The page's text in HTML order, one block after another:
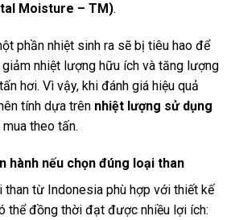
Moisture – TM).
phần nhiệt sinh ra sẽ bị tiêu hao để
nhiệt lượng hữu ích và tăng lượng
hơi. Vì vậy, khi đánh giá hiệu quả
tính dựa trên nhiệt lượng sử dụng
theo tấn.
hành nếu chọn đúng loại than
than từ Indonesia phù hợp với thiết kế
thể đồng thời đạt được nhiều lợi ích: